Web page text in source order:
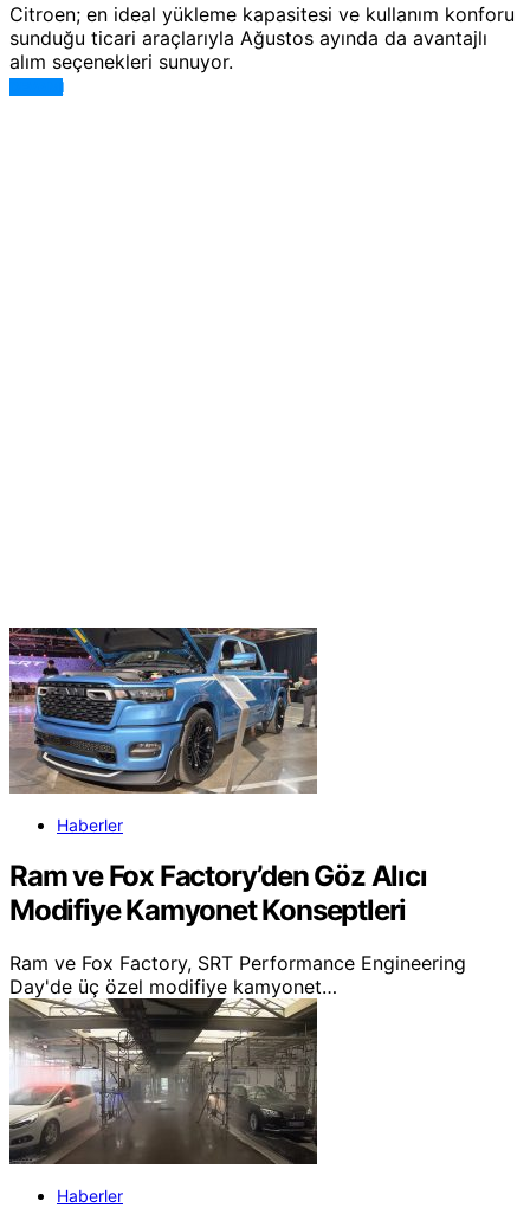
Citroen; en ideal yükleme kapasitesi ve kullanım konforu
sunduğu ticari araçlarıyla Ağustos ayında da avantajlı
alım seçenekleri sunuyor.
DEVAMI
Haberler
Ram ve Fox Factory’den Göz Alıcı
Modifiye Kamyonet Konseptleri
Ram ve Fox Factory, SRT Performance Engineering
Day'de üç özel modifiye kamyonet…
Haberler